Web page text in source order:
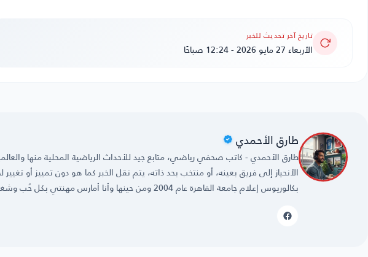
تاريخ آخر تحديث للخبر
الأربعاء 27 مايو 2026 - 12:24 صباحًا
طارق الأحمدي
طارق الأحمدي - كاتب صحفي رياضي، متابع جيد للأحداث الرياضية المحلية منها
الأنحياز إلى فريق بعينه، أو منتخب بحد ذاته، يتم نقل الخبر كما هو دون تمييز أو
بكالوريوس إعلام جامعة القاهرة عام 2004 ومن حينها وأنا أمارس مهنتي بكل حُب وشغف.